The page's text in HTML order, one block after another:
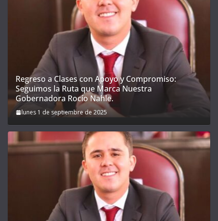
Regreso a Clases con Apoyo y Compromiso:
Seguimos la Ruta que Marca Nuestra
Gobernadora Rocío Nahle.
lunes 1 de septiembre de 2025